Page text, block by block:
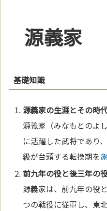
源義家
基礎知識
源義家の生涯とその時
源義家（みなもとのよ
に活躍した武将であり
級が台頭する転換期を
前九年の役と後三年の
源義家は、前九年の役
つの戦役に従軍し、東